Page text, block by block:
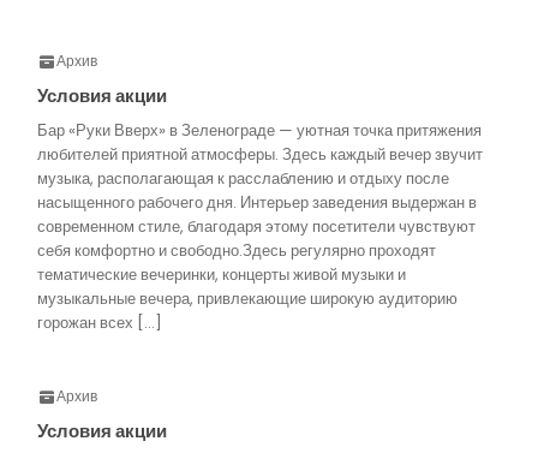
Архив
Условия акции
Бар «Руки Вверх» в Зеленограде — уютная точка притяжения
любителей приятной атмосферы. Здесь каждый вечер звучит
музыка, располагающая к расслаблению и отдыху после
насыщенного рабочего дня. Интерьер заведения выдержан в
современном стиле, благодаря этому посетители чувствуют
себя комфортно и свободно.Здесь регулярно проходят
тематические вечеринки, концерты живой музыки и
музыкальные вечера, привлекающие широкую аудиторию
горожан всех […]
Архив
Условия акции